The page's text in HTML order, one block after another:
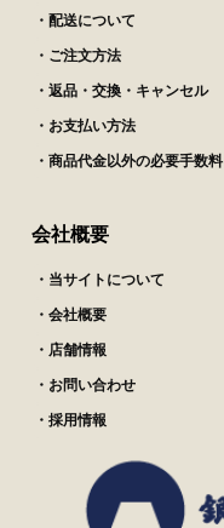
・配送について
・ご注文方法
・返品・交換・キャンセル
・お支払い方法
・商品代金以外の必要手数料
会社概要
・当サイトについて
・会社概要
・店舗情報
・お問い合わせ
・採用情報